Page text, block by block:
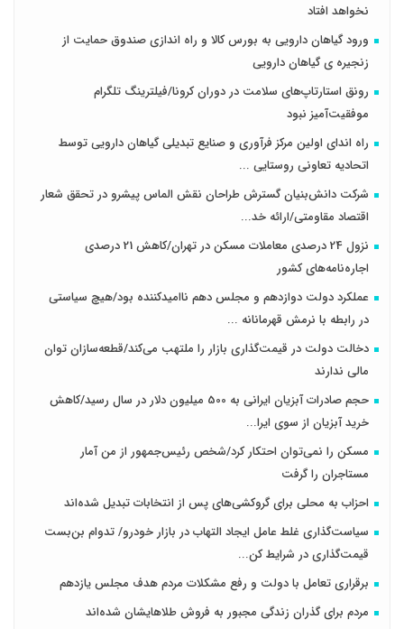
نخواهد افتاد
ورود گیاهان دارویی به بورس کالا و راه اندازی صندوق حمایت از
زنجیره ی گیاهان دارویی
رونق استارتاپ‌های سلامت در دوران کرونا/فیلترینگ تلگرام
موفقیت‌آمیز نبود
راه اندای اولین مرکز فرآوری و صنایع تبدیلی گیاهان دارویی توسط
اتحادیه تعاونی روستایی ...
شرکت دانش‌بنیان گسترش طراحان‌‌ ‌نقش‌ الماس پیشرو در تحقق شعار
اقتصاد مقاومتی/ارائه خد...
نزول 24 درصدی معاملات مسکن در تهران/کاهش 21 درصدی
اجاره‌نامه‌های کشور
عملکرد دولت دوازدهم و مجلس دهم ناامیدکننده بود/هیچ سیاستی
در رابطه با نرمش قهرمانانه ...
دخالت دولت در قیمت‌گذاری بازار را ملتهب می‌کند/قطعه‌سازان توان
مالی ندارند
حجم صادرات آبزیان ایرانی به 500 میلیون دلار در سال رسید/کاهش
خرید آبزیان از سوی ایرا...
مسکن را نمی‌توان احتکار کرد/شخص رئیس‌جمهور از من آمار
مستاجران را گرفت
احزاب به محلی برای گروکشی‌های پس از انتخابات تبدیل شده‌اند
سیاست‌گذاری غلط عامل ایجاد التهاب در بازار خودرو/ تدوام بن‌بست
قیمت‌گذاری در شرایط کن...
برقراری تعامل با دولت و رفع مشکلات مردم هدف مجلس‌ یازدهم
مردم برای گذران زندگی مجبور به فروش طلاهایشان شده‌اند